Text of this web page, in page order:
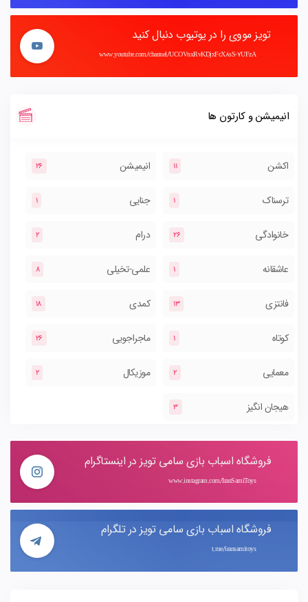
تویز مووی را در یوتیوب دنبال کنید
www.youtube.com/channel/UCOVnxRvKDjxFcX8sS-7UFzA
انیمیشن و کارتون ها
اکشن 11 انیمیشن 26
ترسناک 1 جنایی 1
خانوادگی 26 درام 2
عاشقانه 1 علمی-تخیلی 8
فانتزی 13 کمدی 18
کوتاه 1 ماجراجویی 26
معمایی 2 موزیکال 2
هیجان انگیز 3
فروشگاه اسباب بازی سامی تویز در اینستاگرام
www.instagram.com/IranSamiToys
فروشگاه اسباب بازی سامی تویز در تلگرام
t.me/iransamitoys